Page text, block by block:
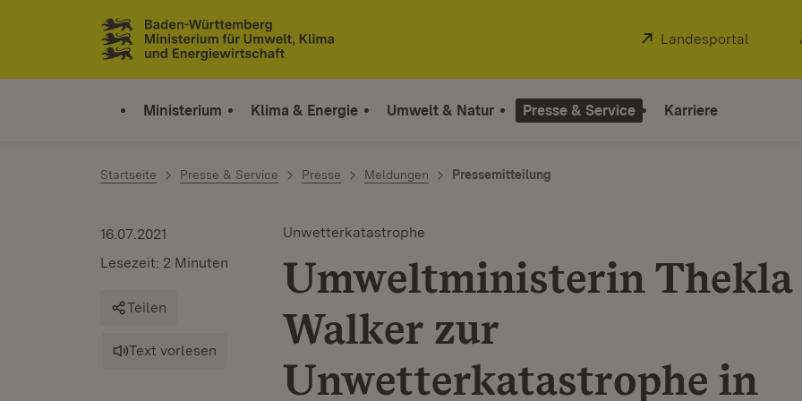
Zum Inhalt springen
Link zur Startseite
Extern:
Landesportal
Ministerium Klima & Energie Umwelt & Natur Presse & Service Karriere
Startseite Presse & Service Presse Meldungen Pressemitteilung
Unwetterkatastrophe
Umweltministerin Thekla
Walker zur
Unwetterkatastrophe in
16.07.2021
Lesezeit: 2 Minuten
Teilen
Text vorlesen